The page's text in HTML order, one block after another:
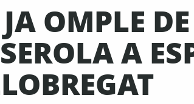
OMPLE
A